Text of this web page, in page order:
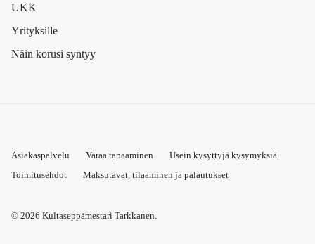
UKK
Yrityksille
Näin korusi syntyy
Asiakaspalvelu Varaa tapaaminen
Usein kysyttyjä kysymyksiä
Toimitusehdot
Maksutavat, tilaaminen ja palautukset
© 2026 Kultaseppämestari Tarkkanen